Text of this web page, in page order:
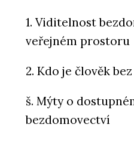
1. Viditelnost
veřejném prostoru
2. Kdo je člověk
š. Mýty o
bezdomovectví